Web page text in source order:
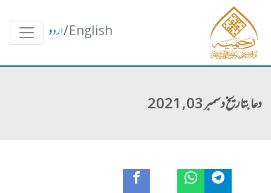
English
/اردو
دعا بتاریخ دسمبر 03, 2021